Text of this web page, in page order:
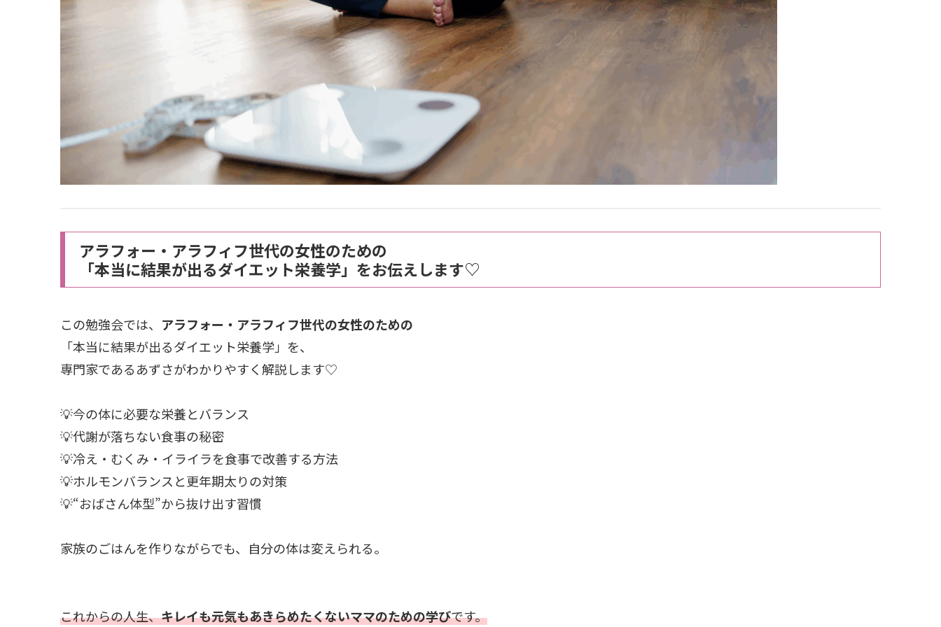
アラフォー・アラフィフ世代の女性のための
「本当に結果が出るダイエット栄養学」をお伝えします♡
この勉強会では、 アラフォー・アラフィフ世代の女性のための
「本当に結果が出るダイエット栄養学」を、
専門家であるあずさがわかりやすく解説します♡
💡今の体に必要な栄養とバランス
💡代謝が落ちない食事の秘密
💡冷え・むくみ・イライラを食事で改善する方法
💡ホルモンバランスと更年期太りの対策
💡“おばさん体型”から抜け出す習慣
家族のごはんを作りながらでも、自分の体は変えられる。
これからの人生、キレイも元気もあきらめたくないママのための学びです。